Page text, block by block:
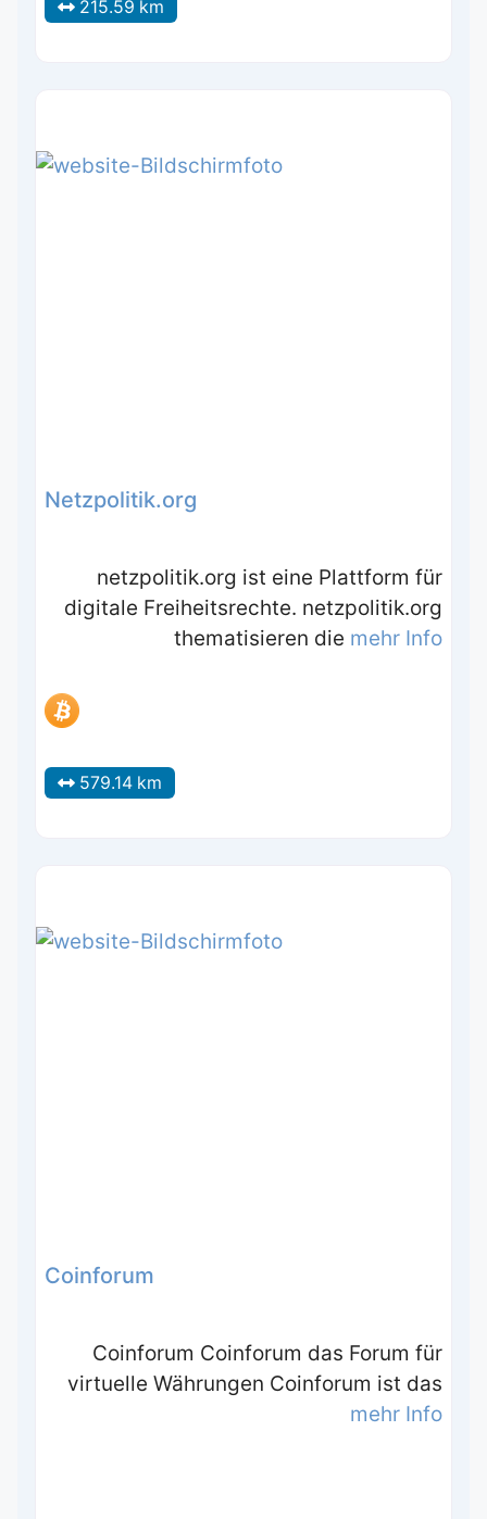
215.59 km
Netzpolitik.org
netzpolitik.org ist eine Plattform für
digitale Freiheitsrechte. netzpolitik.org
thematisieren die mehr Info
579.14 km
Coinforum
Coinforum Coinforum das Forum für
virtuelle Währungen Coinforum ist das
mehr Info